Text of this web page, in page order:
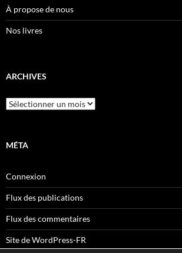
À propose de nous
Nos livres
ARCHIVES
Archives
MÉTA
Connexion
Flux des publications
Flux des commentaires
Site de WordPress-FR